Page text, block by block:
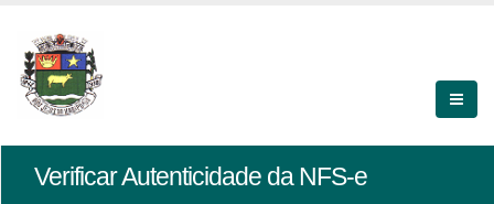
Verificar Autenticidade da NFS-e